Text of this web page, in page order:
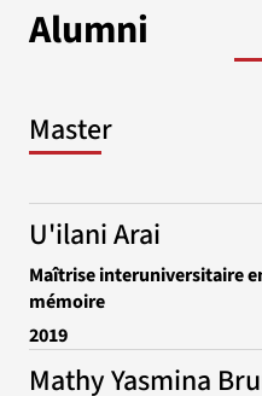
Alumni
Master
U'ilani Arai
Maîtrise interuniversitaire
mémoire
2019
Mathy Yasmina